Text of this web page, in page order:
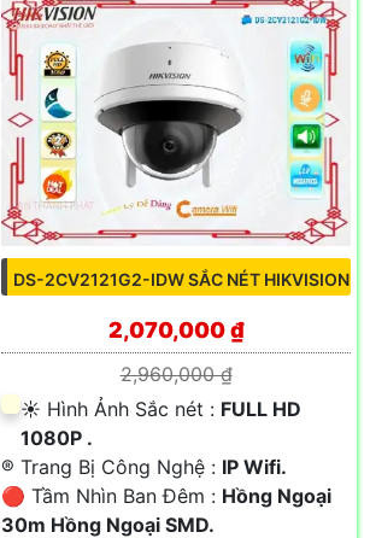
DS-2CV2121G2-IDW SẮC NÉT HIKVISION
2,070,000 ₫
2,960,000 ₫
☀️ Hình Ảnh Sắc nét : FULL HD
1080P .
®️ Trang Bị Công Nghệ : IP Wifi.
🔴 Tầm Nhìn Ban Đêm : Hồng Ngoại
30m Hồng Ngoại SMD.